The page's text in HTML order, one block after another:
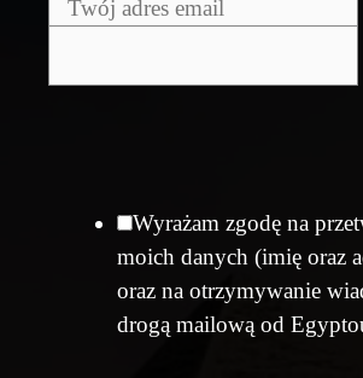
Wyrażam zgodę na
moich danych (imię oraz
oraz na otrzymywanie
drogą mailową od